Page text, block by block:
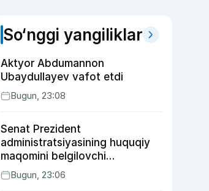
So‘nggi yangiliklar
Aktyor Abdu­mannon
Ubaydullayev vafot etdi
Bugun, 23:08
Senat Prezident
administratsiyasining huquqiy
maqomini belgilovchi
konstitutsiyaviy qonunni
ma’qulladi
Bugun, 23:06